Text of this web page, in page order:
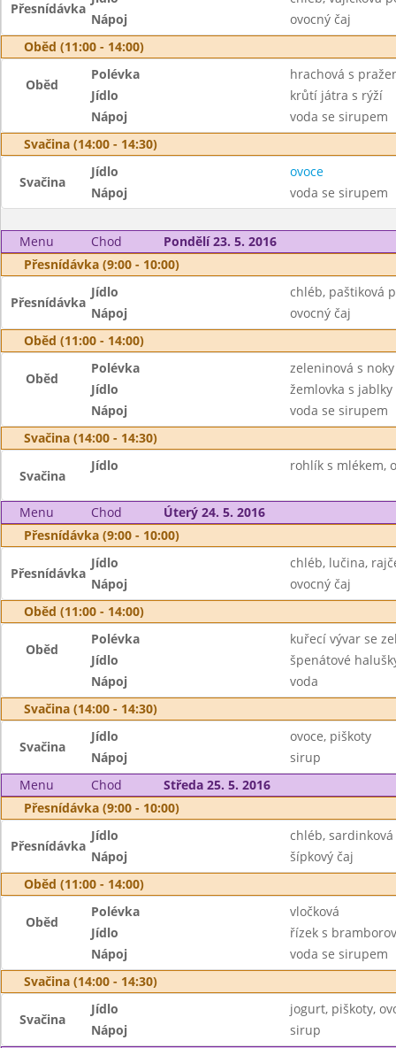
Přesnídávka
Nápoj
ovocný čaj
Oběd (11:00 - 14:00)
Oběd
Polévka
hrachová s
Jídlo
krůtí játra s rýží
Nápoj
voda se sirupem
Svačina (14:00 - 14:30)
Svačina
Jídlo
ovoce
Nápoj
voda se sirupem
Menu Chod
Pondělí 23. 5. 2016
Přesnídávka (9:00 - 10:00)
Přesnídávka
Jídlo
chléb, paštiková
Nápoj
ovocný čaj
Oběd (11:00 - 14:00)
Oběd
Polévka
zeleninová s noky
Jídlo
žemlovka s
Nápoj
voda se sirupem
Svačina (14:00 - 14:30)
Svačina
Jídlo rohlík s mlékem,
Menu Chod
Úterý 24. 5. 2016
Přesnídávka (9:00 - 10:00)
Přesnídávka
Jídlo
chléb, lučina,
Nápoj
ovocný čaj
Oběd (11:00 - 14:00)
Oběd
Polévka
kuřecí vývar se
Jídlo
špenátové
Nápoj
voda
Svačina (14:00 - 14:30)
Svačina
Jídlo
ovoce, piškoty
Nápoj
sirup
Menu
Chod
Středa 25. 5. 2016
Přesnídávka (9:00 - 10:00)
Přesnídávka
Jídlo
chléb,
Nápoj
šípkový čaj
Oběd (11:00 - 14:00)
Oběd
Polévka
vločková
Jídlo
řízek s
Nápoj
voda se sirupem
Svačina (14:00 - 14:30)
Svačina
Jídlo
jogurt, piškoty,
Nápoj
sirup